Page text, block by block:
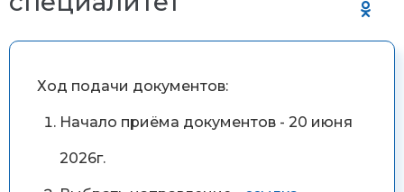
Ход подачи документов:
Начало приёма документов - 20 июня
2026г.